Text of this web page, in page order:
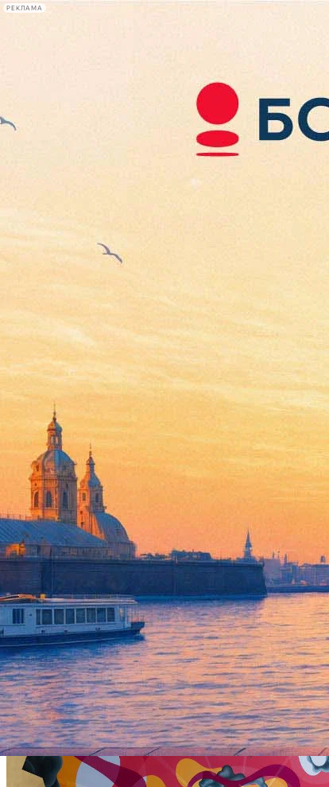
РЕКЛАМА
лекции
книги
Каретный проезд ГМЗ
25 октября 2014,
Классический российский музей – ГМЗ «Петергоф»
вообще давно не использовавшееся.
30 октября здесь будет представлен проект «Дворец.
взгляд на работу классического музея. Фотовыставка
Напомним, что дворец Фредерика VIII является частью
Дании Фредерик со своей семьей – женой Мэри и
проделанной работы запечатлели датские фотографы
общественных зданий. К стилям рококо и ампира, ранее
чрезвычайно притягательные.